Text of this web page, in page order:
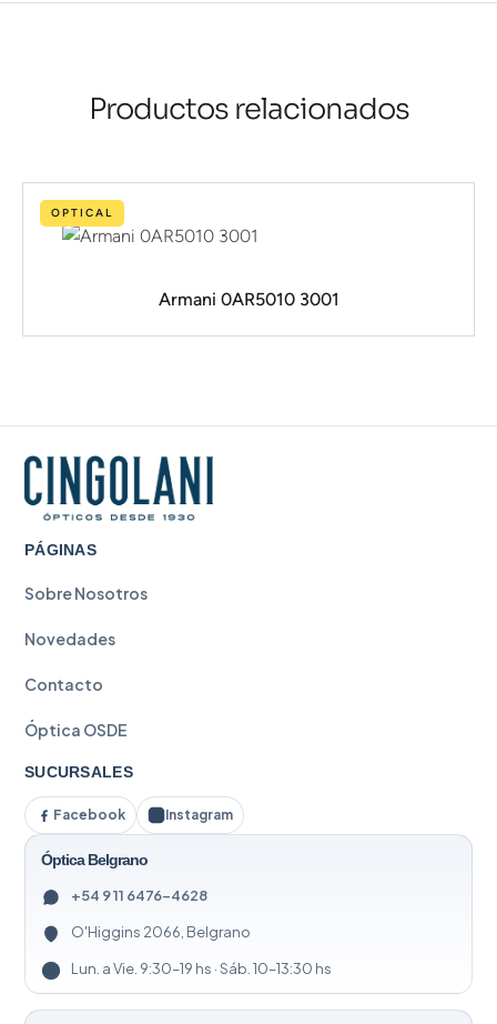
Productos relacionados
OPTICAL
Armani 0AR5010 3001
PÁGINAS
Sobre Nosotros
Novedades
Contacto
Óptica OSDE
SUCURSALES
Facebook Instagram
Óptica Belgrano
+54 9 11 6476-4628
O'Higgins 2066, Belgrano
Lun. a Vie. 9:30–19 hs · Sáb. 10–13:30 hs